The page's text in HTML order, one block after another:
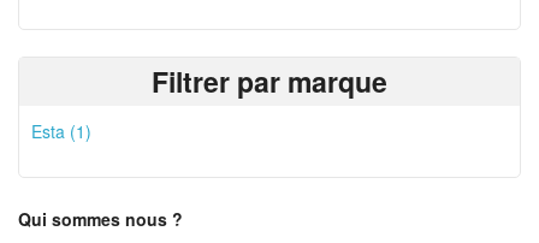
Filtrer par marque
Esta (1)
Qui sommes nous ?